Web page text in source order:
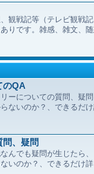
観戦記等（テレビ観戦
りです。雑感、雑文、
のQA
ーについての質問、疑
ないのか？、できるだ
、疑問
んでも疑問が生じたら
いのか？、できるだけ